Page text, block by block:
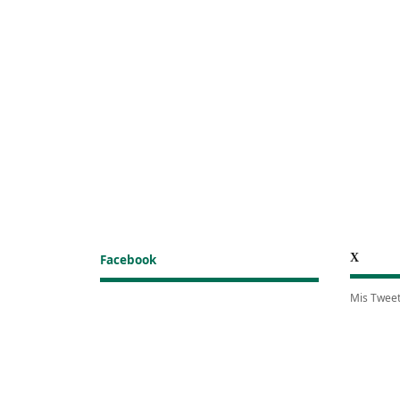
Facebook X
Mis